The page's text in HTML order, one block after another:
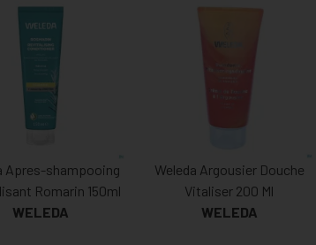
Apres-shampooing
Romarin 150ml
WELEDA
Weleda Argousier Douche
Vitaliser 200 Ml
WELEDA